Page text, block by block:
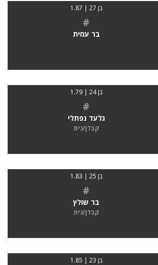
בן 27 | 1.87
#
בר עמית
בן 24 | 1.79
#
גלעד נפתלי
קבלן/נית
בן 25 | 1.83
#
בר שולץ
קבלן/נית
בן 23 | 1.85